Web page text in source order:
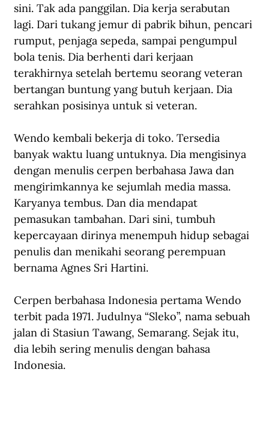
sini. Tak ada panggilan. Dia kerja serabutan
lagi. Dari tukang jemur di pabrik bihun, pencari
rumput, penjaga sepeda, sampai pengumpul
bola tenis. Dia berhenti dari kerjaan
terakhirnya setelah bertemu seorang veteran
bertangan buntung yang butuh kerjaan. Dia
serahkan posisinya untuk si veteran.
Wendo kembali bekerja di toko. Tersedia
banyak waktu luang untuknya. Dia mengisinya
dengan menulis cerpen berbahasa Jawa dan
mengirimkannya ke sejumlah media massa.
Karyanya tembus. Dan dia mendapat
pemasukan tambahan. Dari sini, tumbuh
kepercayaan dirinya menempuh hidup sebagai
penulis dan menikahi seorang perempuan
bernama Agnes Sri Hartini.
Cerpen berbahasa Indonesia pertama Wendo
terbit pada 1971. Judulnya “Sleko”, nama sebuah
jalan di Stasiun Tawang, Semarang. Sejak itu,
dia lebih sering menulis dengan bahasa
Indonesia.